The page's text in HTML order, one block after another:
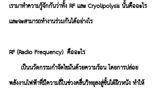
เรามาทำความรู้จักกันว่าทั้ง RF และ Cryolipolysis นั้นคืออะไร
และจะสามารถทำงานร่วมกันได้อย่างไร
RF (Radio Frequency)  คืออะไร
เป็นนวัตกรรมกำจัดไขมันด้วยความร้อน โดยการปล่อย
พลังงานไฟฟ้าที่มีความถี่ในช่วงคลื่นวิทยุลงสู่ชั้นใต้ผิวหนัง ทำให้